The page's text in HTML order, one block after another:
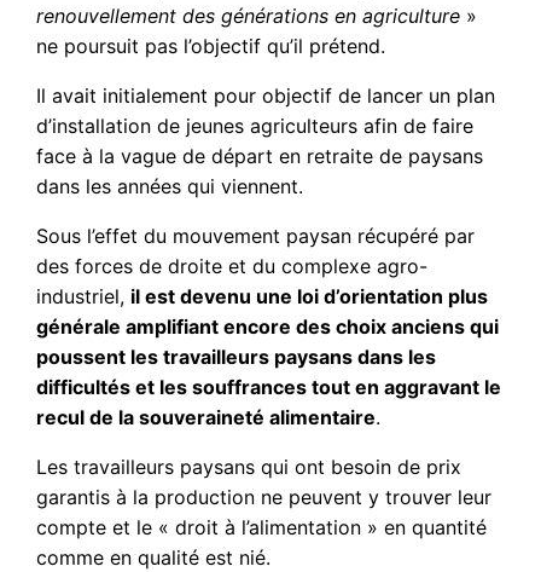
renouvellement des générations en agriculture »
ne poursuit pas l’objectif qu’il prétend.
Il avait initialement pour objectif de lancer un plan
d’installation de jeunes agriculteurs afin de faire
face à la vague de départ en retraite de paysans
dans les années qui viennent.
Sous l’effet du mouvement paysan récupéré par
des forces de droite et du complexe agro-
industriel, il est devenu une loi d’orientation plus
générale amplifiant encore des choix anciens qui
poussent les travailleurs paysans dans les
difficultés et les souffrances tout en aggravant le
recul de la souveraineté alimentaire.
Les travailleurs paysans qui ont besoin de prix
garantis à la production ne peuvent y trouver leur
compte et le « droit à l’alimentation » en quantité
comme en qualité est nié.